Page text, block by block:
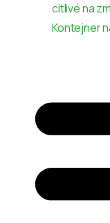
citlivé na
Kontejner